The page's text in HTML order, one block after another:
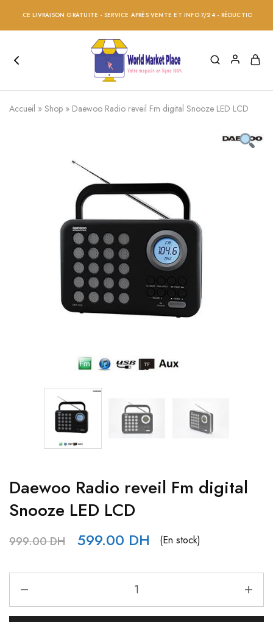
LIVRAISON GRATUITE - SERVICE APRÈS VENTE ET INFO 7/24 - RÉDUCTION 20%
Accueil » Shop » Daewoo Radio reveil Fm digital Snooze LED LCD
Daewoo Radio reveil Fm digital
Snooze LED LCD
999.00DH 599.00 DH (En stock)